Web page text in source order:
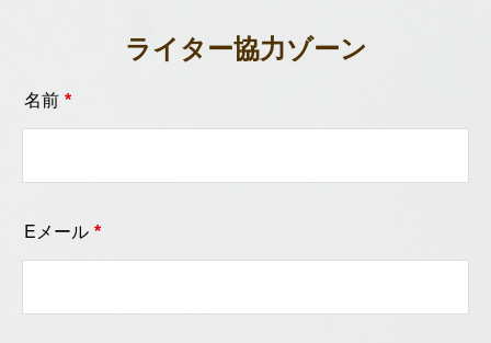
ライター協力ゾーン
名前 *
Eメール *